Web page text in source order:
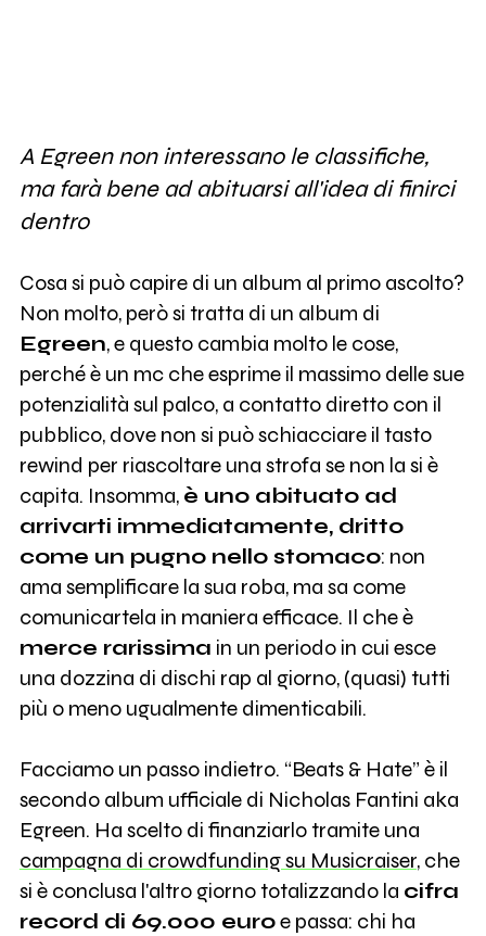
A Egreen non interessano le classifiche,
ma farà bene ad abituarsi all'idea di finirci
dentro
Cosa si può capire di un album al primo ascolto?
Non molto, però si tratta di un album di
Egreen, e questo cambia molto le cose,
perché è un mc che esprime il massimo delle sue
potenzialità sul palco, a contatto diretto con il
pubblico, dove non si può schiacciare il tasto
rewind per riascoltare una strofa se non la si è
capita. Insomma, è uno abituato ad
arrivarti immediatamente, dritto
come un pugno nello stomaco: non
ama semplificare la sua roba, ma sa come
comunicartela in maniera efficace. Il che è
merce rarissima in un periodo in cui esce
una dozzina di dischi rap al giorno, (quasi) tutti
più o meno ugualmente dimenticabili.
Facciamo un passo indietro. “Beats & Hate” è il
secondo album ufficiale di Nicholas Fantini aka
Egreen. Ha scelto di finanziarlo tramite una
campagna di crowdfunding su Musicraiser, che
si è conclusa l'altro giorno totalizzando la cifra
record di 69.000 euroe passa: chi ha